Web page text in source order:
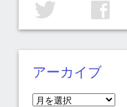
twitter facebook
アーカイブ
ア